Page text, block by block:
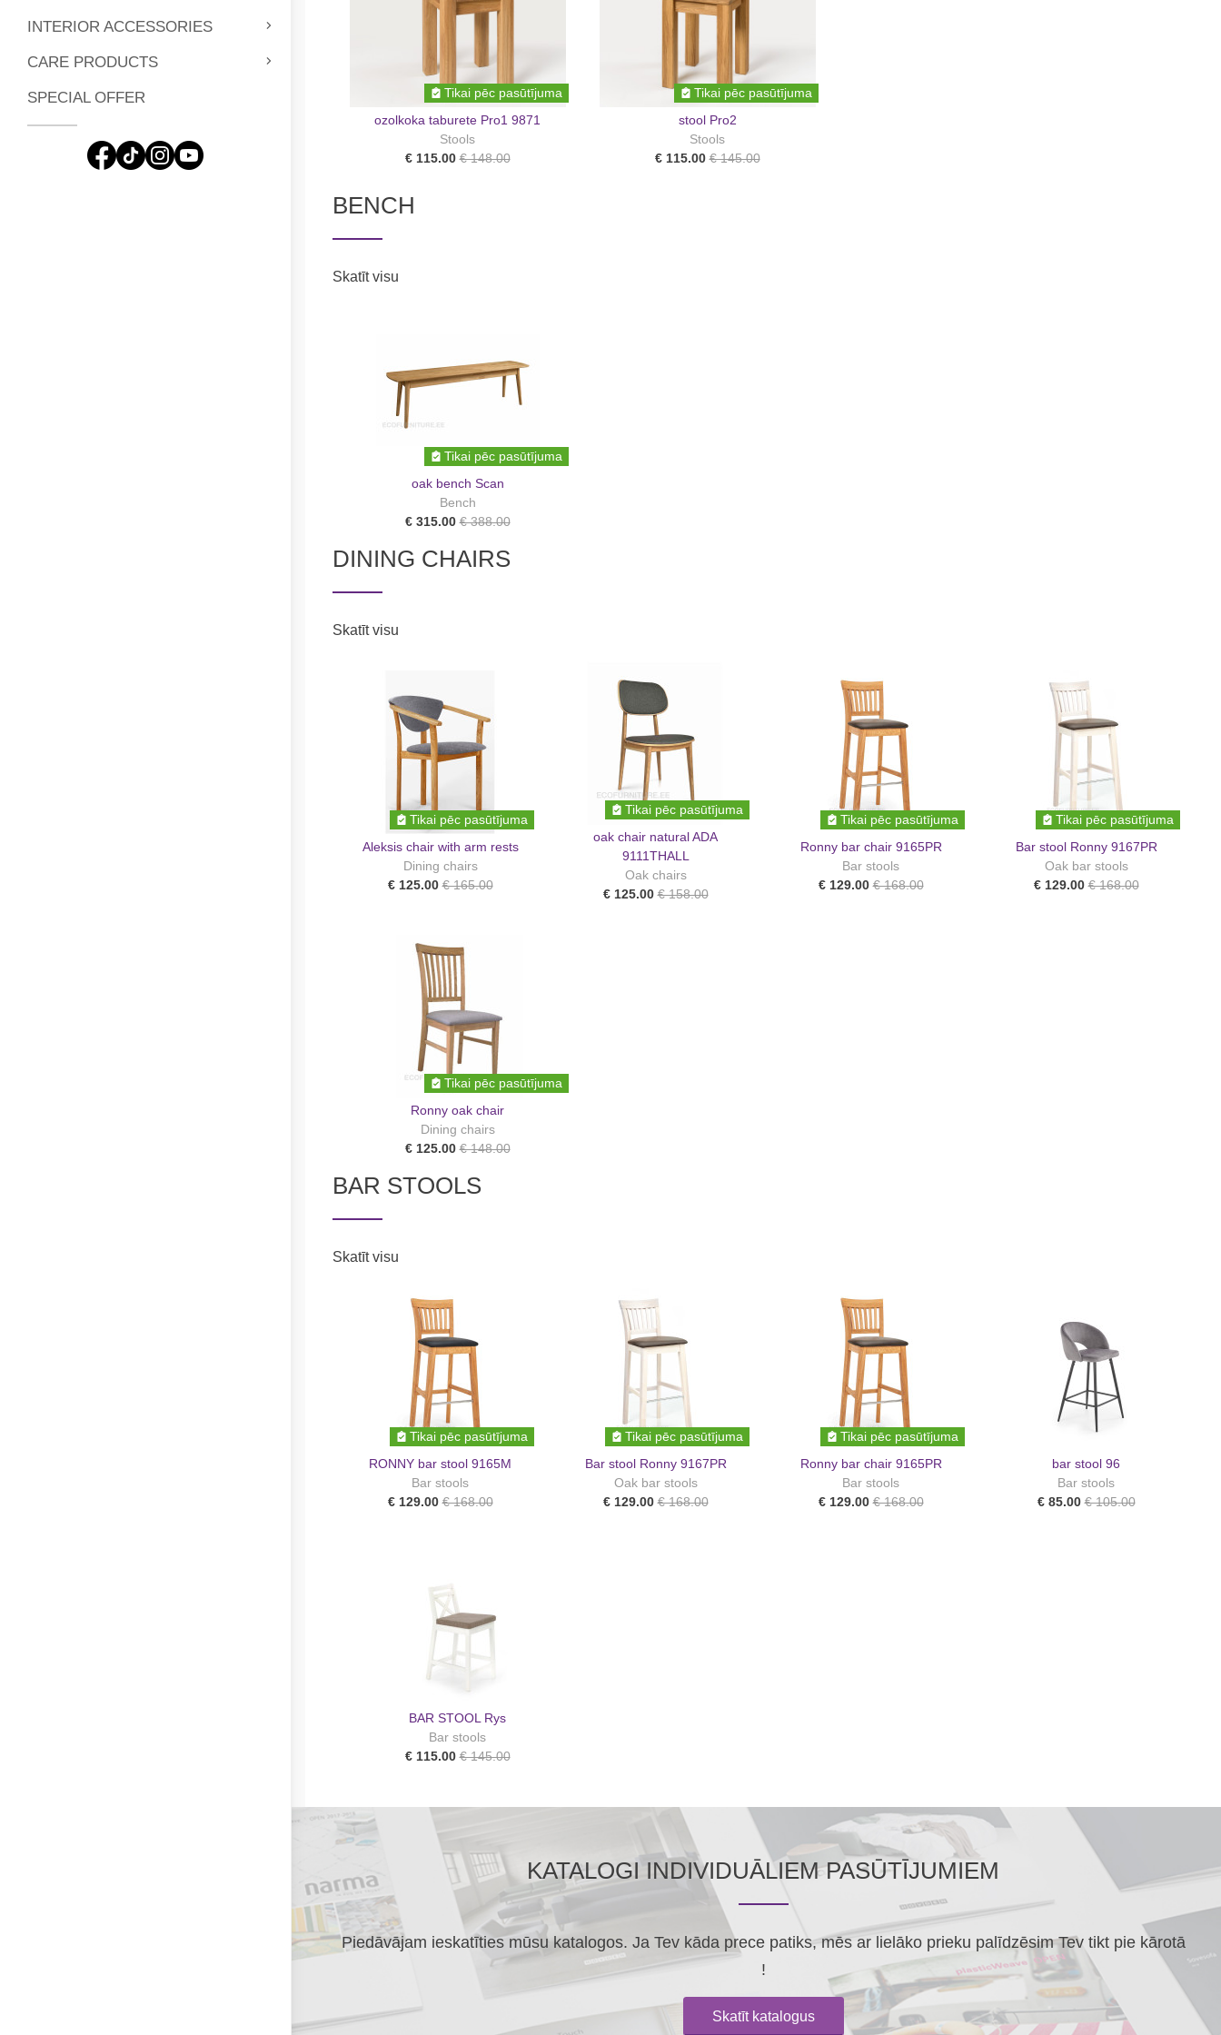
INTERIOR ACCESSORIES
CARE PRODUCTS
SPECIAL OFFER
Tikai pēc pasūtījuma
ozolkoka taburete Pro1 9871
Stools
€ 115.00 € 148.00
Tikai pēc pasūtījuma
stool Pro2
Stools
€ 115.00 € 145.00
BENCH
Skatīt visu
Tikai pēc pasūtījuma
oak bench Scan
Bench
€ 315.00 € 388.00
DINING CHAIRS
Skatīt visu
Tikai pēc pasūtījuma
Aleksis chair with arm rests
Dining chairs
€ 125.00 € 165.00
Tikai pēc pasūtījuma
oak chair natural ADA
9111THALL
Oak chairs
€ 125.00 € 158.00
Tikai pēc pasūtījuma
Ronny bar chair 9165PR
Bar stools
€ 129.00 € 168.00
Tikai pēc pasūtījuma
Bar stool Ronny 9167PR
Oak bar stools
€ 129.00 € 168.00
Tikai pēc pasūtījuma
Ronny oak chair
Dining chairs
€ 125.00 € 148.00
BAR STOOLS
Skatīt visu
Tikai pēc pasūtījuma
RONNY bar stool 9165M
Bar stools
€ 129.00 € 168.00
Tikai pēc pasūtījuma
Bar stool Ronny 9167PR
Oak bar stools
€ 129.00 € 168.00
Tikai pēc pasūtījuma
Ronny bar chair 9165PR
Bar stools
€ 129.00 € 168.00
bar stool 96
Bar stools
€ 85.00 € 105.00
BAR STOOL Rys
Bar stools
€ 115.00 € 145.00
KATALOGI INDIVIDUĀLIEM PASŪTĪJUMIEM
Piedāvājam ieskatīties mūsu katalogos. Ja Tev kāda prece patiks, mēs ar lielāko prieku palīdzēsim Tev tikt pie kārotā
!
Skatīt katalogus